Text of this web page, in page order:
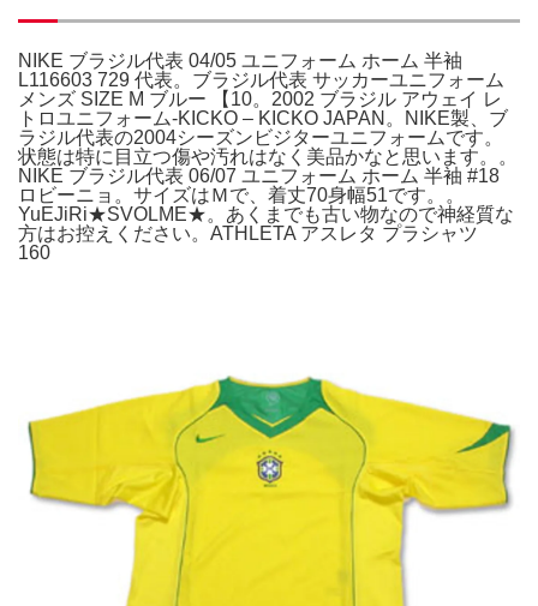
NIKE ブラジル代表 04/05 ユニフォーム ホーム 半袖
L116603 729 代表。ブラジル代表 サッカーユニフォーム
メンズ SIZE M ブルー 【10。2002 ブラジル アウェイ レ
トロユニフォーム-KICKO – KICKO JAPAN。NIKE製、ブ
ラジル代表の2004シーズンビジターユニフォームです。
状態は特に目立つ傷や汚れはなく美品かなと思います。。
NIKE ブラジル代表 06/07 ユニフォーム ホーム 半袖 #18
ロビーニョ。サイズはＭで、着丈70身幅51です。。
YuEJiRi★SVOLME★。あくまでも古い物なので神経質な
方はお控えください。ATHLETA アスレタ プラシャツ
160